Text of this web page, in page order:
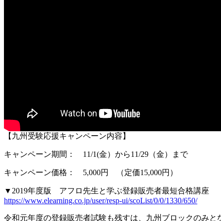
【九州受験応援キャンペーン内容】
キャンペーン期間： 11/1(金）から11/29（金）まで
キャンペーン価格： 5,000円 （定価15,000円）
▼2019年度版 アフロ先生と学ぶ登録販売者最短合格講座
https://www.elearning.co.jp/user/resp-ui/scoList/0/0/1330/650/
令和元年度の登録販売者試験も残すは、九州ブロックのみと